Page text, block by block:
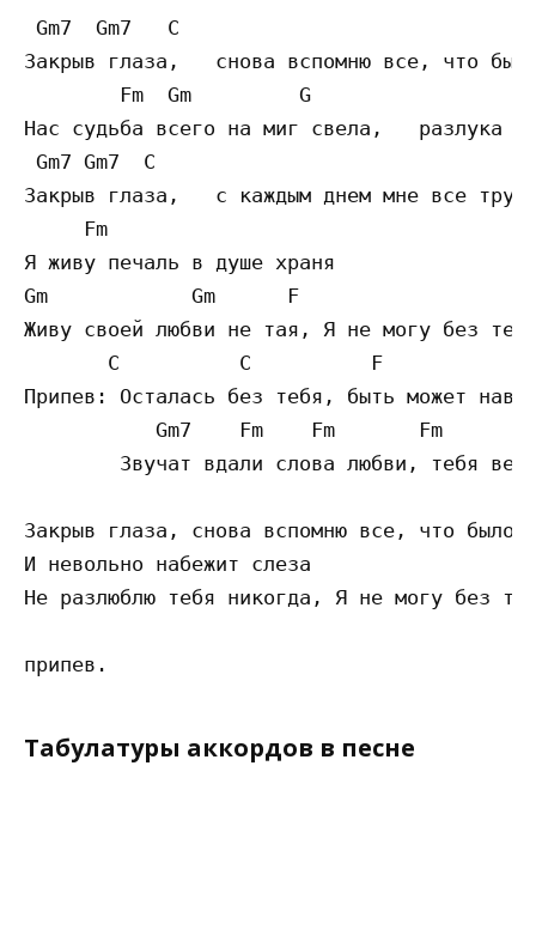
Gm7  Gm7   C
Закрыв глаза,   снова вспомню все, что
        Fm  Gm         G
Нас судьба всего на миг свела,   разлука
Gm7 Gm7  C
Закрыв глаза,   с каждым днем мне все
     Fm
Я живу печаль в душе храня
Gm            Gm      F
Живу своей любви не тая, Я не могу без
       C          C          F
Припев: Осталась без тебя, быть может
           Gm7    Fm    Fm       Fm
Звучат вдали слова любви, тебя
Закрыв глаза, снова вспомню все, что было
И невольно набежит слеза
Не разлюблю тебя никогда, Я не могу без
Табулатуры аккордов в песне